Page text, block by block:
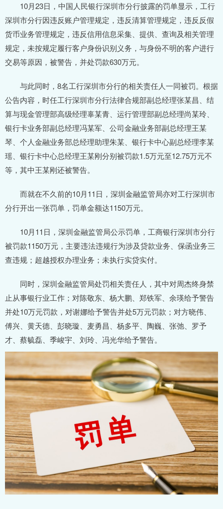
10月23日，中国人民银行深圳市分行披露的罚单显示，工行
深圳市分行因违反账户管理规定，违反清算管理规定，违反反假
货币业务管理规定，违反信用信息采集、提供、查询及相关管理
规定，未按规定履行客户身份识别义务，与身份不明的客户进行
交易等原因，被警告，并处罚款630万元。
与此同时，8名工行深圳市分行的相关责任人一同被罚。根据
公告内容，时任工行深圳市分行法律合规部副总经理张某昌、结
算与现金管理部高级经理辜某青、运行管理部副总经理尚某玲、
银行卡业务部副总经理冯某军、公司金融业务部副总经理王某
琴、个人金融业务部总经理助理朱某、银行卡中心副总经理李某
瑶、银行卡中心总经理王某刚分别被罚款1.5万元至12.75万元不
等，其中王某刚还被警告。
而就在不久前的10月11日，深圳金融监管局亦对工行深圳市
分行开出一张罚单，罚单金额达1150万元。
10月11日，深圳金融监管局公示罚单，工商银行深圳市分行
被罚款1150万元，主要违法违规行为涉及贷款业务、保函业务三
查违规；超越授权办理业务；未执行实贷实付。
同时，深圳金融监管局处罚相关责任人，其中对周杰终身禁
止从事银行业工作；对陈敬东、杨大鹏、郑铁军、余瑛给予警告
并处10万元罚款，对谢娜给予警告并处5万元罚款；对方晓伟、
傅兴、黄天德、彭晓璇、麦勇昌、杨多平、陶巍、张弛、罗予
才、蔡毓磊、季峻宇、刘玲、冯光华给予警告。